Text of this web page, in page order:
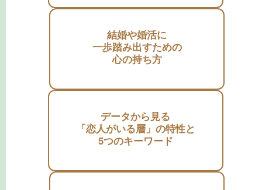
結婚や婚活に
一歩踏み出すための
心の持ち方
データから見る
「恋人がいる層」の特性と
5つのキーワード